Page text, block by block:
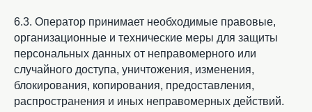
6.3. Оператор принимает необходимые правовые,
организационные и технические меры для защиты
персональных данных от неправомерного или
случайного доступа, уничтожения, изменения,
блокирования, копирования, предоставления,
распространения и иных неправомерных действий.